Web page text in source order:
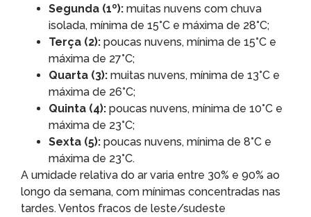
Segunda (1º): muitas nuvens com chuva
isolada, mínima de 15°C e máxima de 28°C;
Terça (2): poucas nuvens, mínima de 15°C e
máxima de 27°C;
Quarta (3): muitas nuvens, mínima de 13°C e
máxima de 26°C;
Quinta (4): poucas nuvens, mínima de 10°C e
máxima de 23°C;
Sexta (5): poucas nuvens, mínima de 8°C e
máxima de 23°C.
A umidade relativa do ar varia entre 30% e 90% ao
longo da semana, com mínimas concentradas nas
tardes. Ventos fracos de leste/sudeste